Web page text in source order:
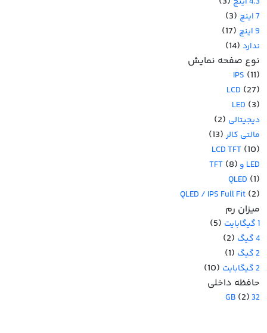
7 اینچ (3)
9 اینچ (17)
ندارد (14)
نوع صفحه نمایش
IPS (11)
LCD (27)
LED (3)
دیجیتالی (2)
مالتی کالر (13)
LCD TFT (10)
LED و TFT (8)
QLED (1)
QLED / IPS Full Fit (2)
میزان رم
1 گیگابایت (5)
4 گیگ (2)
2 گیگ (1)
2 گیگابایت
(10)
حافظه داخلی
32 GB
(2)